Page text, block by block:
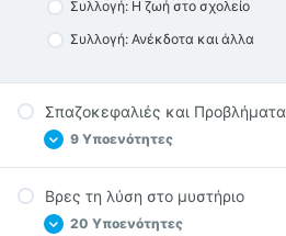
Συλλογή: Η ζωή στο σχολείο
Συλλογή: Ανέκδοτα και άλλα
Σπαζοκεφαλιές και Προβλήματα
9 Υποενότητες
Προβλήματα 01
Βρες τη λύση στο μυστήριο
20 Υποενότητες